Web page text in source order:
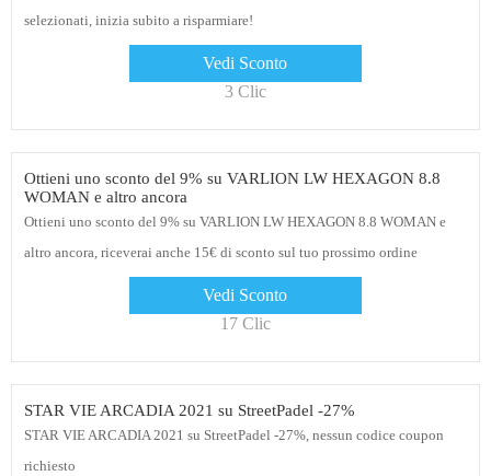
selezionati, inizia subito a risparmiare!
Vedi Sconto
3 Clic
Ottieni uno sconto del 9% su VARLION LW HEXAGON 8.8
WOMAN e altro ancora
Ottieni uno sconto del 9% su VARLION LW HEXAGON 8.8 WOMAN e
altro ancora, riceverai anche 15€ di sconto sul tuo prossimo ordine
Vedi Sconto
17 Clic
STAR VIE ARCADIA 2021 su StreetPadel -27%
STAR VIE ARCADIA 2021 su StreetPadel -27%, nessun codice coupon
richiesto